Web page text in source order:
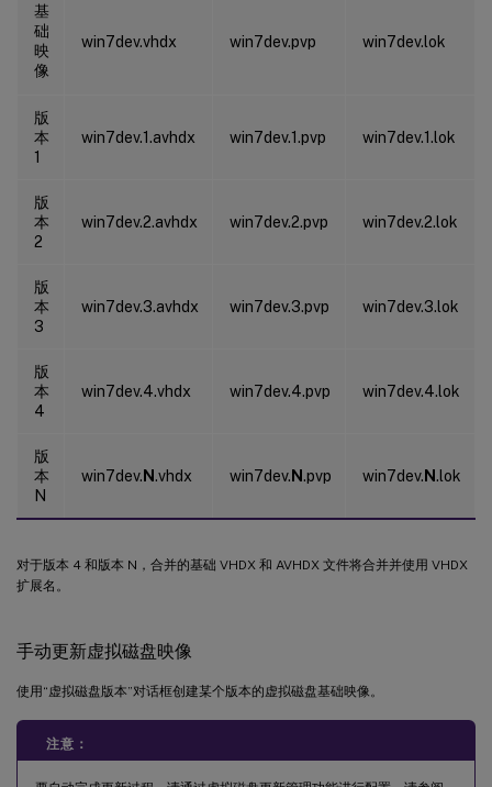
基
础
映
像
win7dev.vhdx win7dev.pvp win7dev.lok
版
本
1
win7dev.1.avhdx win7dev.1.pvp win7dev.1.lok
版
本
2
win7dev.2.avhdx win7dev.2.pvp win7dev.2.lok
版
本
3
win7dev.3.avhdx win7dev.3.pvp win7dev.3.lok
版
本
4
win7dev.4.vhdx win7dev.4.pvp win7dev.4.lok
版
本
N
win7dev.N.vhdx win7dev.N.pvp win7dev.N.lok
对于版本 4 和版本 N，合并的基础 VHDX 和 AVHDX 文件将合并并使用 VHDX
扩展名。
手动更新虚拟磁盘映像
使用“虚拟磁盘版本”对话框创建某个版本的虚拟磁盘基础映像。
注意：